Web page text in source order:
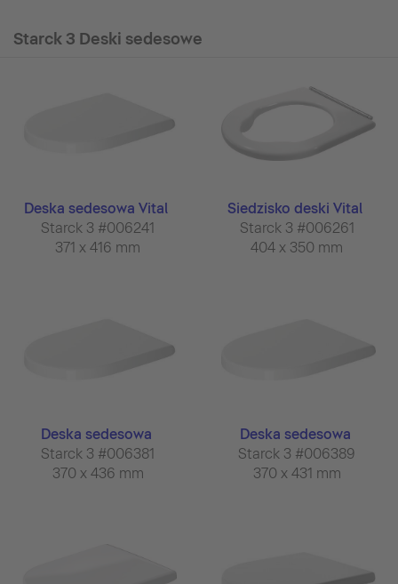
Starck 3 Deski sedesowe
Deska sedesowa Vital
Starck 3 #006241
371 x 416 mm
Siedzisko deski Vital
Starck 3 #006261
404 x 350 mm
Deska sedesowa
Starck 3 #006381
370 x 436 mm
Deska sedesowa
Starck 3 #006389
370 x 431 mm